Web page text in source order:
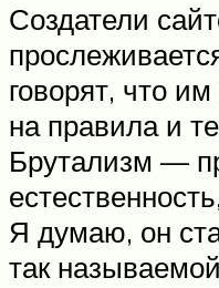
Создатели
говорят, что
на правила и
Брутализм —
Я думаю, он
так